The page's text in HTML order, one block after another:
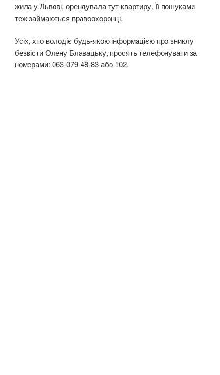
жила у Львові, орендувала тут квартиру. Її пошуками
теж займаються правоохоронці.
Усіх, хто володіє будь-якою інформацією про зниклу
безвісти Олену Блавацьку, просять телефонувати за
номерами: 063-079-48-83 або 102.